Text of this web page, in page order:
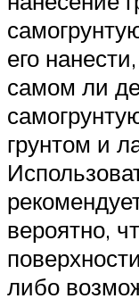
его
самом ли
грунтом и
вероятно,
либо